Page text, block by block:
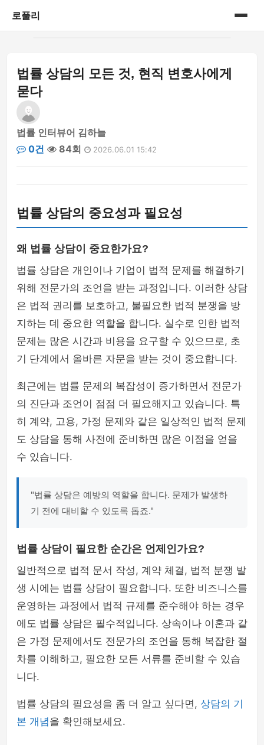
로풀리
게시판
법률 상담의 모든 것, 현직 변호사에게
묻다
법률 인터뷰어 김하늘
0건
84회 2026.06.01 15:42
법률 상담의 중요성과 필요성
왜 법률 상담이 중요한가요?
법률 상담은 개인이나 기업이 법적 문제를 해결하기
위해 전문가의 조언을 받는 과정입니다. 이러한 상담
은 법적 권리를 보호하고, 불필요한 법적 분쟁을 방
지하는 데 중요한 역할을 합니다. 실수로 인한 법적
문제는 많은 시간과 비용을 요구할 수 있으므로, 초
기 단계에서 올바른 자문을 받는 것이 중요합니다.
최근에는 법률 문제의 복잡성이 증가하면서 전문가
의 진단과 조언이 점점 더 필요해지고 있습니다. 특
히 계약, 고용, 가정 문제와 같은 일상적인 법적 문제
도 상담을 통해 사전에 준비하면 많은 이점을 얻을
수 있습니다.
"법률 상담은 예방의 역할을 합니다. 문제가 발생하
기 전에 대비할 수 있도록 돕죠."
법률 상담이 필요한 순간은 언제인가요?
일반적으로 법적 문서 작성, 계약 체결, 법적 분쟁 발
생 시에는 법률 상담이 필요합니다. 또한 비즈니스를
운영하는 과정에서 법적 규제를 준수해야 하는 경우
에도 법률 상담은 필수적입니다. 상속이나 이혼과 같
은 가정 문제에서도 전문가의 조언을 통해 복잡한 절
차를 이해하고, 필요한 모든 서류를 준비할 수 있습
니다.
법률 상담의 필요성을 좀 더 알고 싶다면, 상담의 기
본 개념을 확인해보세요.